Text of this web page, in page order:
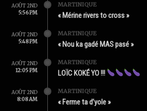
AOÛT 2ND
5:56 PM
MARTINIQUE
« Mérine rivers to cross »
AOÛT 2ND
5:48 PM
MARTINIQUE
« Nou ka gadé MAS pasé »
AOÛT 2ND
12:05 PM
MARTINIQUE
LOÏC KOKÉ YO !!!
AOÛT 2ND
8:08 AM
MARTINIQUE
« Ferme ta d’yole »